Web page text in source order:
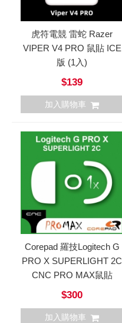
虎符電競 雷蛇 Razer
VIPER V4 PRO 鼠貼 ICE
版 (1入)
$139
加入購物車
Corepad 羅技Logitech G
PRO X SUPERLIGHT 2C
CNC PRO MAX鼠貼
$300
加入購物車